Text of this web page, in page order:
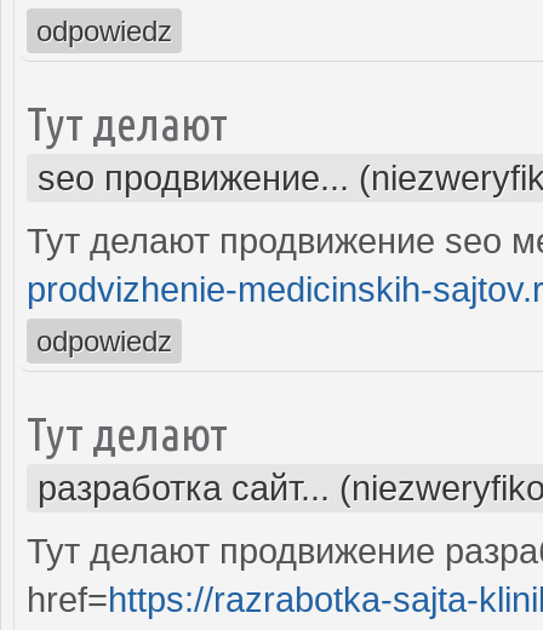
odpowiedz
Тут делают
seo продвижение...
Тут делают продвижение seo
prodvizhenie-medicinskih-
odpowiedz
Тут делают
разработка сайт...
Тут делают продвижение
href=https://razrabotka-sajta-